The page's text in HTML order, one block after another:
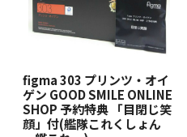
figma 303 プリンツ・オイ
ゲン GOOD SMILE ONLINE
SHOP 予約特典 「目閉じ笑
顔」付(艦隊これくしょん